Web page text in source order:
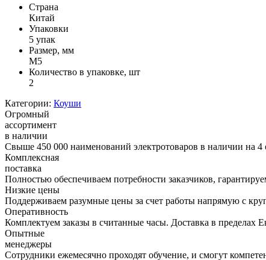
Страна
Китай
Упаковки
5 упак
Размер, мм
М5
Количество в упаковке, шт
2
Категории: Коуши
Огромный
ассортимент
в наличии
Свыше 450 000 наименований электротоваров в наличии на 4
Комплексная
поставка
Полностью обеспечиваем потребности заказчиков,
Низкие цены
Поддерживаем разумные цены за счет работы напрямую с
Оперативность
Комплектуем заказы в считанные часы. Доставка в пределах
Опытные
менеджеры
Сотрудники ежемесячно проходят обучение, и смогут